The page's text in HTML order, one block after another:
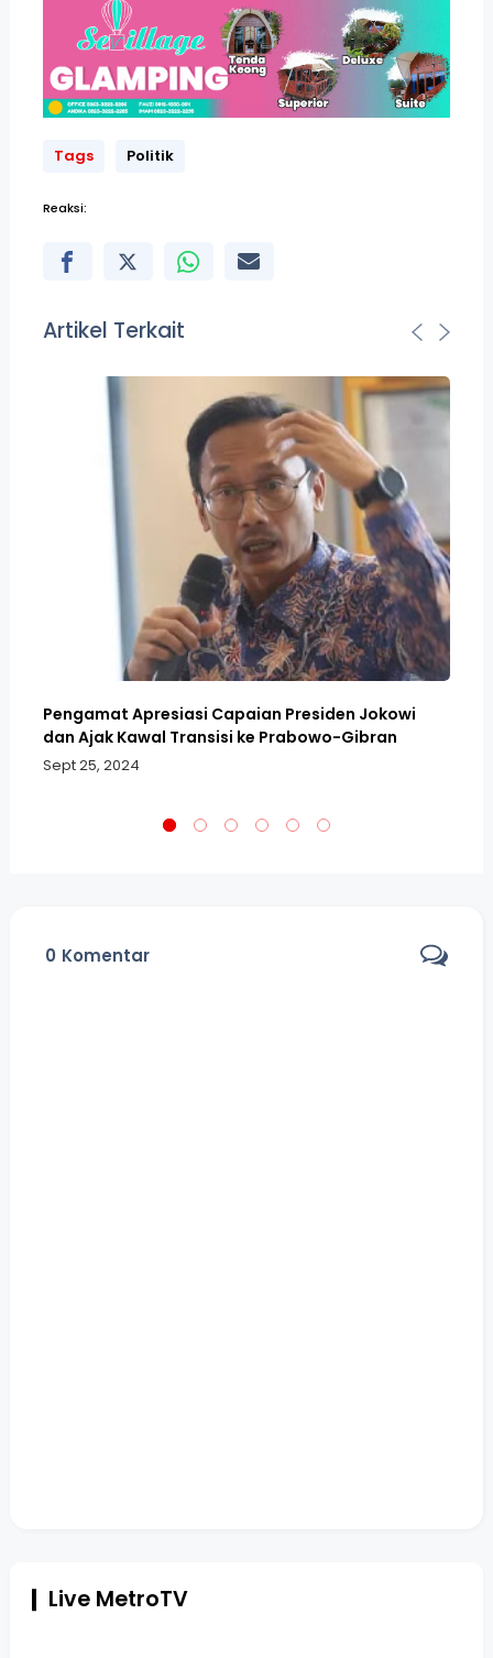
Tags Politik
Reaksi:
Artikel Terkait
Pengamat Apresiasi Capaian Presiden Jokowi
dan Ajak Kawal Transisi ke Prabowo-Gibran
Sept 25, 2024
0 Komentar
Live MetroTV